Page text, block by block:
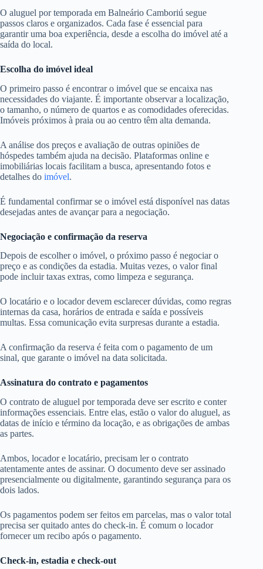
O aluguel por temporada em Balneário Camboriú segue
passos claros e organizados. Cada fase é essencial para
garantir uma boa experiência, desde a escolha do imóvel até a
saída do local.
Escolha do imóvel ideal
O primeiro passo é encontrar o imóvel que se encaixa nas
necessidades do viajante. É importante observar a localização,
o tamanho, o número de quartos e as comodidades oferecidas.
Imóveis próximos à praia ou ao centro têm alta demanda.
A análise dos preços e avaliação de outras opiniões de
hóspedes também ajuda na decisão. Plataformas online e
imobiliárias locais facilitam a busca, apresentando fotos e
detalhes do imóvel.
É fundamental confirmar se o imóvel está disponível nas datas
desejadas antes de avançar para a negociação.
Negociação e confirmação da reserva
Depois de escolher o imóvel, o próximo passo é negociar o
preço e as condições da estadia. Muitas vezes, o valor final
pode incluir taxas extras, como limpeza e segurança.
O locatário e o locador devem esclarecer dúvidas, como regras
internas da casa, horários de entrada e saída e possíveis
multas. Essa comunicação evita surpresas durante a estadia.
A confirmação da reserva é feita com o pagamento de um
sinal, que garante o imóvel na data solicitada.
Assinatura do contrato e pagamentos
O contrato de aluguel por temporada deve ser escrito e conter
informações essenciais. Entre elas, estão o valor do aluguel, as
datas de início e término da locação, e as obrigações de ambas
as partes.
Ambos, locador e locatário, precisam ler o contrato
atentamente antes de assinar. O documento deve ser assinado
presencialmente ou digitalmente, garantindo segurança para os
dois lados.
Os pagamentos podem ser feitos em parcelas, mas o valor total
precisa ser quitado antes do check-in. É comum o locador
fornecer um recibo após o pagamento.
Check-in, estadia e check-out